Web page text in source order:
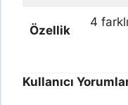
Özellik
4
Kullanıcı